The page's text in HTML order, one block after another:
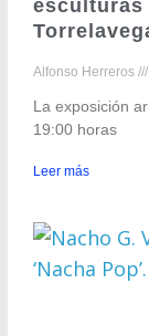
esculturas
Alfonso Herreros
La exposición
19:00 horas
Leer más